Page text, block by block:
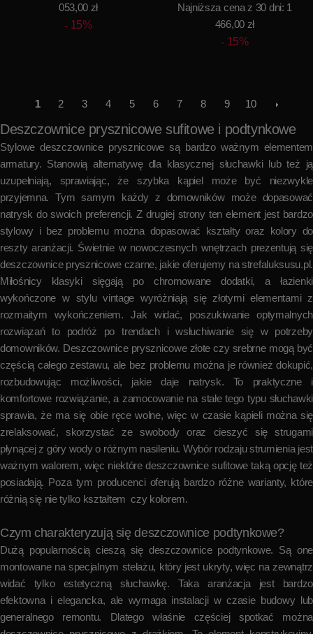
053,00 zł
15%
Najniższa cena z 30 dni: 1
466,00 zł
15%
1 2 3 4 5 6 7 8 9 10
Deszczownice prysznicowe sufitowe i podtynkowe
Stylowe deszczownice prysznicowe są bardzo ważnym elementem
armatury. Stanowią alternatywę dla klasycznej słuchawki lub też ją
uzupełniają, sprawiając, że szybka kąpiel może być niezwykle
przyjemna. Tym samym każdy z domowników może dopasować
natrysk do swoich preferencji. Z drugiej strony ten element jest bardzo
stylowy i bez problemu można dopasować kształty oraz kolory do
reszty aranżacji. Świetnie w nowoczesnych wnętrzach prezentują się
deszczownice prysznicowe czarne, jakie oferujemy na strefaluksusu.pl.
Miłośnicy klasyki sięgają po chromowane dodatki, a łazienki
wykończone w stylu vintage wyróżniają się złotymi elementami z
rozmaitym wykończeniem. Jak widać, poszukiwanie optymalnych
rozwiązań to podróż po trendach i wsłuchiwanie się w potrzeby
domowników. Deszczownice prysznicowe złote czy srebrne mogą być
częścią całego zestawu, ale bez problemu można je również dokupić,
rozbudowując możliwości, jakie daje natrysk. To praktyczne i
komfortowe rozwiązanie, a zamocowanie na stałe tego typu słuchawki
sprawia, że ma się obie ręce wolne, więc w czasie kąpieli można się
zrelaksować, skorzystać ze swobody oraz cieszyć się strugami
płynącej z góry wody o różnym nasileniu. Wybór rodzaju strumienia jest
ważnym walorem, więc niektóre deszczownice sufitowe taką opcję też
posiadają. Poza tym producenci oferują bardzo różne warianty, które
różnią się nie tylko kształtem czy kolorem.
Czym charakteryzują się deszczownice podtynkowe?
Dużą popularnością cieszą się deszczownice podtynkowe. Są one
montowane na specjalnym stelażu, który jest ukryty, więc na zewnątrz
widać tylko estetyczną słuchawkę. Taka aranżacja jest bardzo
efektowna i elegancka, ale wymaga instalacji w czasie budowy lub
generalnego remontu. Dlatego właśnie częściej spotkać można